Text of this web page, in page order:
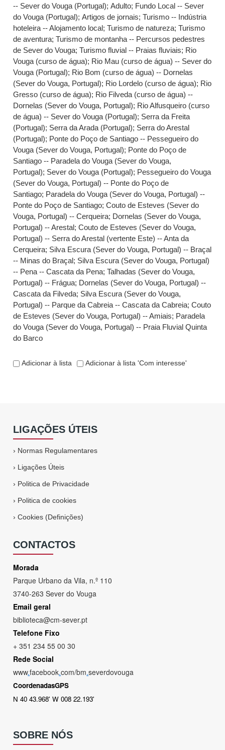
-- Sever do Vouga (Portugal);Adulto; Fundo Local -- Sever
do Vouga (Portugal);Artigos de jornais;Turismo -- Indústria
hoteleira -- Alojamento local;Turismo de natureza;Turismo
de aventura;Turismo de montanha -- Percursos pedestres
de Sever do Vouga;Turismo fluvial -- Praias fluviais; Rio
Vouga (curso de água); Rio Mau (curso de água) -- Sever do
Vouga (Portugal); Rio Bom (curso de água) -- Dornelas
(Sever do Vouga, Portugal); Rio Lordelo (curso de água); Rio
Gresso (curso de água); Rio Filveda (curso de água) --
Dornelas (Sever do Vouga, Portugal); Rio Alfusqueiro (curso
de água) -- Sever do Vouga (Portugal); Serra da Freita
(Portugal); Serra da Arada (Portugal); Serra do Arestal
(Portugal); Ponte do Poço de Santiago -- Pessegueiro do
Vouga (Sever do Vouga, Portugal); Ponte do Poço de
Santiago -- Paradela do Vouga (Sever do Vouga,
Portugal); Sever do Vouga (Portugal); Pessegueiro do Vouga
(Sever do Vouga, Portugal) -- Ponte do Poço de
Santiago; Paradela do Vouga (Sever do Vouga, Portugal) --
Ponte do Poço de Santiago;Couto de Esteves (Sever do
Vouga, Portugal) -- Cerqueira; Dornelas (Sever do Vouga,
Portugal) -- Arestal;Couto de Esteves (Sever do Vouga,
Portugal) -- Serra do Arestal (vertente Este) -- Anta da
Cerqueira; Silva Escura (Sever do Vouga, Portugal) -- Braçal
-- Minas do Braçal; Silva Escura (Sever do Vouga, Portugal)
-- Pena -- Cascata da Pena;Talhadas (Sever do Vouga,
Portugal) -- Frágua; Dornelas (Sever do Vouga, Portugal) --
Cascata da Filveda; Silva Escura (Sever do Vouga,
Portugal) -- Parque da Cabreia -- Cascata da Cabreia;Couto
de Esteves (Sever do Vouga, Portugal) -- Amiais; Paradela
do Vouga (Sever do Vouga, Portugal) -- Praia Fluvial Quinta
do Barco
Adicionar à lista Adicionar à lista 'Com interesse'
LIGAÇÕES ÚTEIS
› Normas Regulamentares
› Ligações Úteis
› Politica de Privacidade
› Politica de cookies
›Cookies (Definições)
CONTACTOS
Morada
Parque Urbano da Vila, n.º 110
3740-263 Sever do Vouga
Email geral
biblioteca@cm-sever.pt
Telefone Fixo
+ 351 234 55 00 30
Rede Social
www.facebook.com/bm.severdovouga
CoordenadasGPS
N 40 43.968' W 008 22.193'
SOBRE NÓS